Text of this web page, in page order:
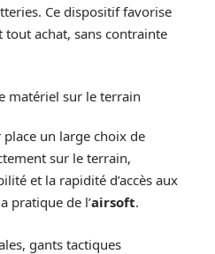
Ce dispositif favorise
tout achat, sans contrainte
matériel sur le terrain
place un large choix de
sur le terrain,
et la rapidité d’accès aux
pratique de l’airsoft.
gants tactiques